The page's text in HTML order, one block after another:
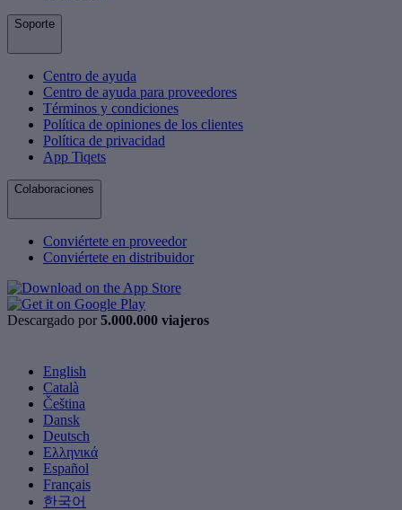
Soporte
Centro de ayuda
Centro de ayuda para proveedores
Términos y condiciones
Política de opiniones de los clientes
Política de privacidad
App Tiqets
Colaboraciones
Conviértete en proveedor
Conviértete en distribuidor
Descargado por 5.000.000 viajeros
English
Català
Čeština
Dansk
Deutsch
Ελληνικά
Español
Français
한국어